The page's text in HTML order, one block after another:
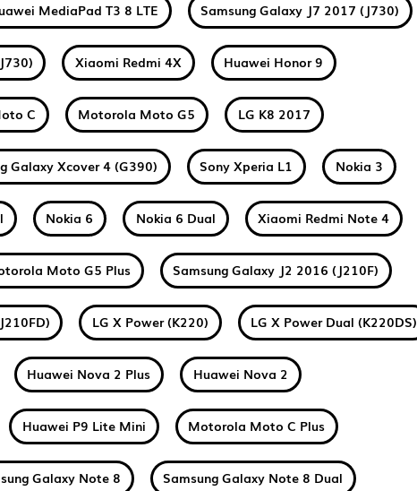
MediaPad T3 8 LTE Samsung Galaxy J7 2017 (J730)
Xiaomi Redmi 4X Huawei Honor 9
C Motorola Moto G5 LG K8 2017
Galaxy Xcover 4 (G390) Sony Xperia L1 Nokia 3
Nokia 6 Nokia 6 Dual Xiaomi Redmi Note 4
Moto G5 Plus Samsung Galaxy J2 2016 (J210F)
LG X Power (K220) LG X Power Dual (K220DS)
Huawei Nova 2 Plus Huawei Nova 2
Huawei P9 Lite Mini Motorola Moto C Plus
Galaxy Note 8 Samsung Galaxy Note 8 Dual